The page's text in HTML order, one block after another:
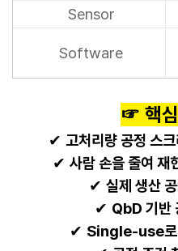
Sensor
Software
​☞ 핵
✔ 고처리량 공정 스
✔ 사람 손을 줄여 재
✔ 실제 생산
✔ QbD 기반
✔ Single-use로